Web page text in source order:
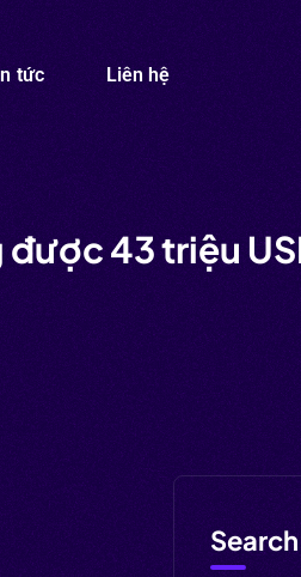
tức Liên hệ
43 triệu
Search